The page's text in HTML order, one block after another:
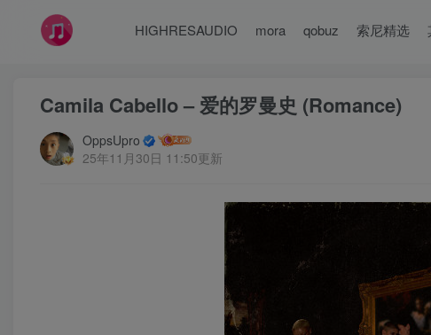
HIGHRESAUDIO mora qobuz 索尼精选
Camila Cabello – 爱的罗曼史 (Romance)
OppsUpro
25年11月30日 11:50更新